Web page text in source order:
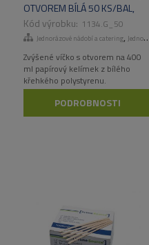
OTVOREM BÍLÁ 50 KS/BAL,
1000KS/KART 1134.G_50
Jednorázové nádobí a catering, Jednorázové kelímky
Zvýšené víčko s otvorem na 400
ml papírový kelímek z bílého
křehkého polystyrenu.
PODROBNOSTI